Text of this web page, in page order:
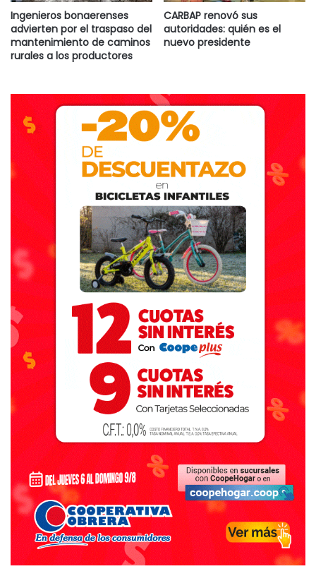
Ingenieros bonaerenses
advierten por el traspaso del
mantenimiento de caminos
rurales a los productores
CARBAP renovó sus
autoridades: quién es el
nuevo presidente